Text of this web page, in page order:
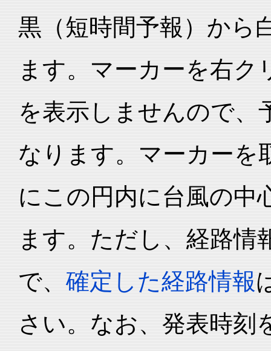
黒（短時間予報）から
ます。マーカーを右
を表示しませんので、
なります。マーカーを
にこの円内に台風の中
ます。ただし、経路情
で、 確定した経路情報
さい。なお、発表時刻